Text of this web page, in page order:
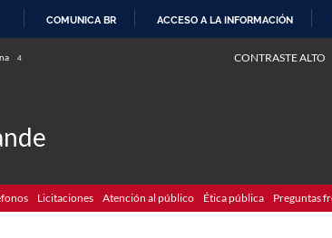
COMUNICA BR ACCESO A LA INFORMACIÓN
4 CONTRASTE ALTO
Licitaciones Atención al público Ética pública Preguntas